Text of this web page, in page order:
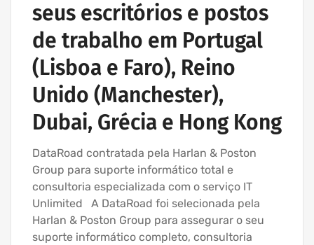
seus escritórios e postos
de trabalho em Portugal
(Lisboa e Faro), Reino
Unido (Manchester),
Dubai, Grécia e Hong Kong
DataRoad contratada pela Harlan & Poston
Group para suporte informático total e
consultoria especializada com o serviço IT
Unlimited A DataRoad foi selecionada pela
Harlan & Poston Group para assegurar o seu
suporte informático completo, consultoria